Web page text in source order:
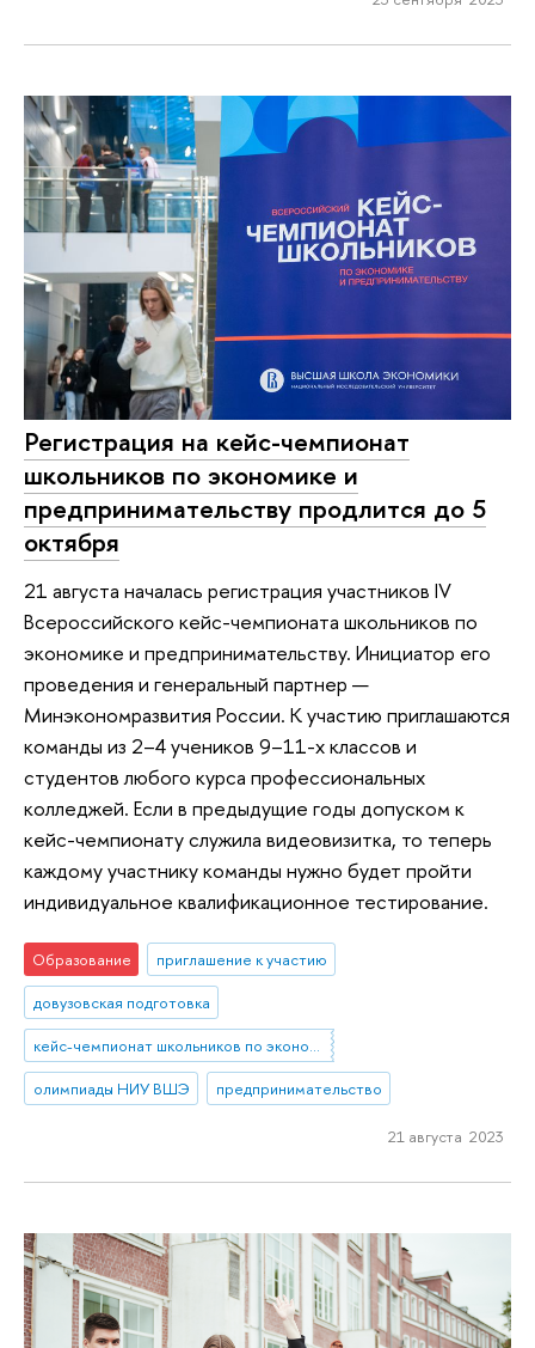
Регистрация на кейс-чемпионат
школьников по экономике и
предпринимательству продлится до 5
октября
21 августа началась регистрация участников IV
Всероссийского кейс-чемпионата школьников по
экономике и предпринимательству. Инициатор его
проведения и генеральный партнер —
Минэкономразвития России. К участию приглашаются
команды из 2–4 учеников 9–11-х классов и
студентов любого курса профессиональных
колледжей. Если в предыдущие годы допуском к
кейс-чемпионату служила видеовизитка, то теперь
каждому участнику команды нужно будет пройти
индивидуальное квалификационное тестирование.
Образование
приглашение к участию
довузовская подготовка
кейс-чемпионат школьников по экономике и предпринимательству
олимпиады НИУ ВШЭ
предпринимательство
21 августа 2023